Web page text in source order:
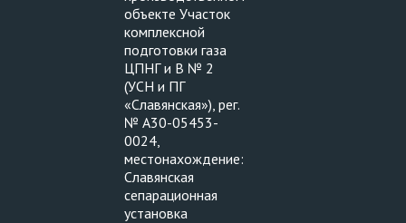
объекте Участок
комплексной
подготовки газа
ЦПНГ и В № 2
(УСН и ПГ
«Славянская»), рег.
№ А30-05453-
0024,
местонахождение:
Славянская
сепарационная
установка